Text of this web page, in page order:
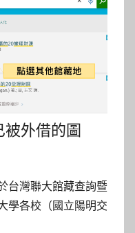
外借的圖
台灣聯大館藏查詢暨
學各校（國立陽明交